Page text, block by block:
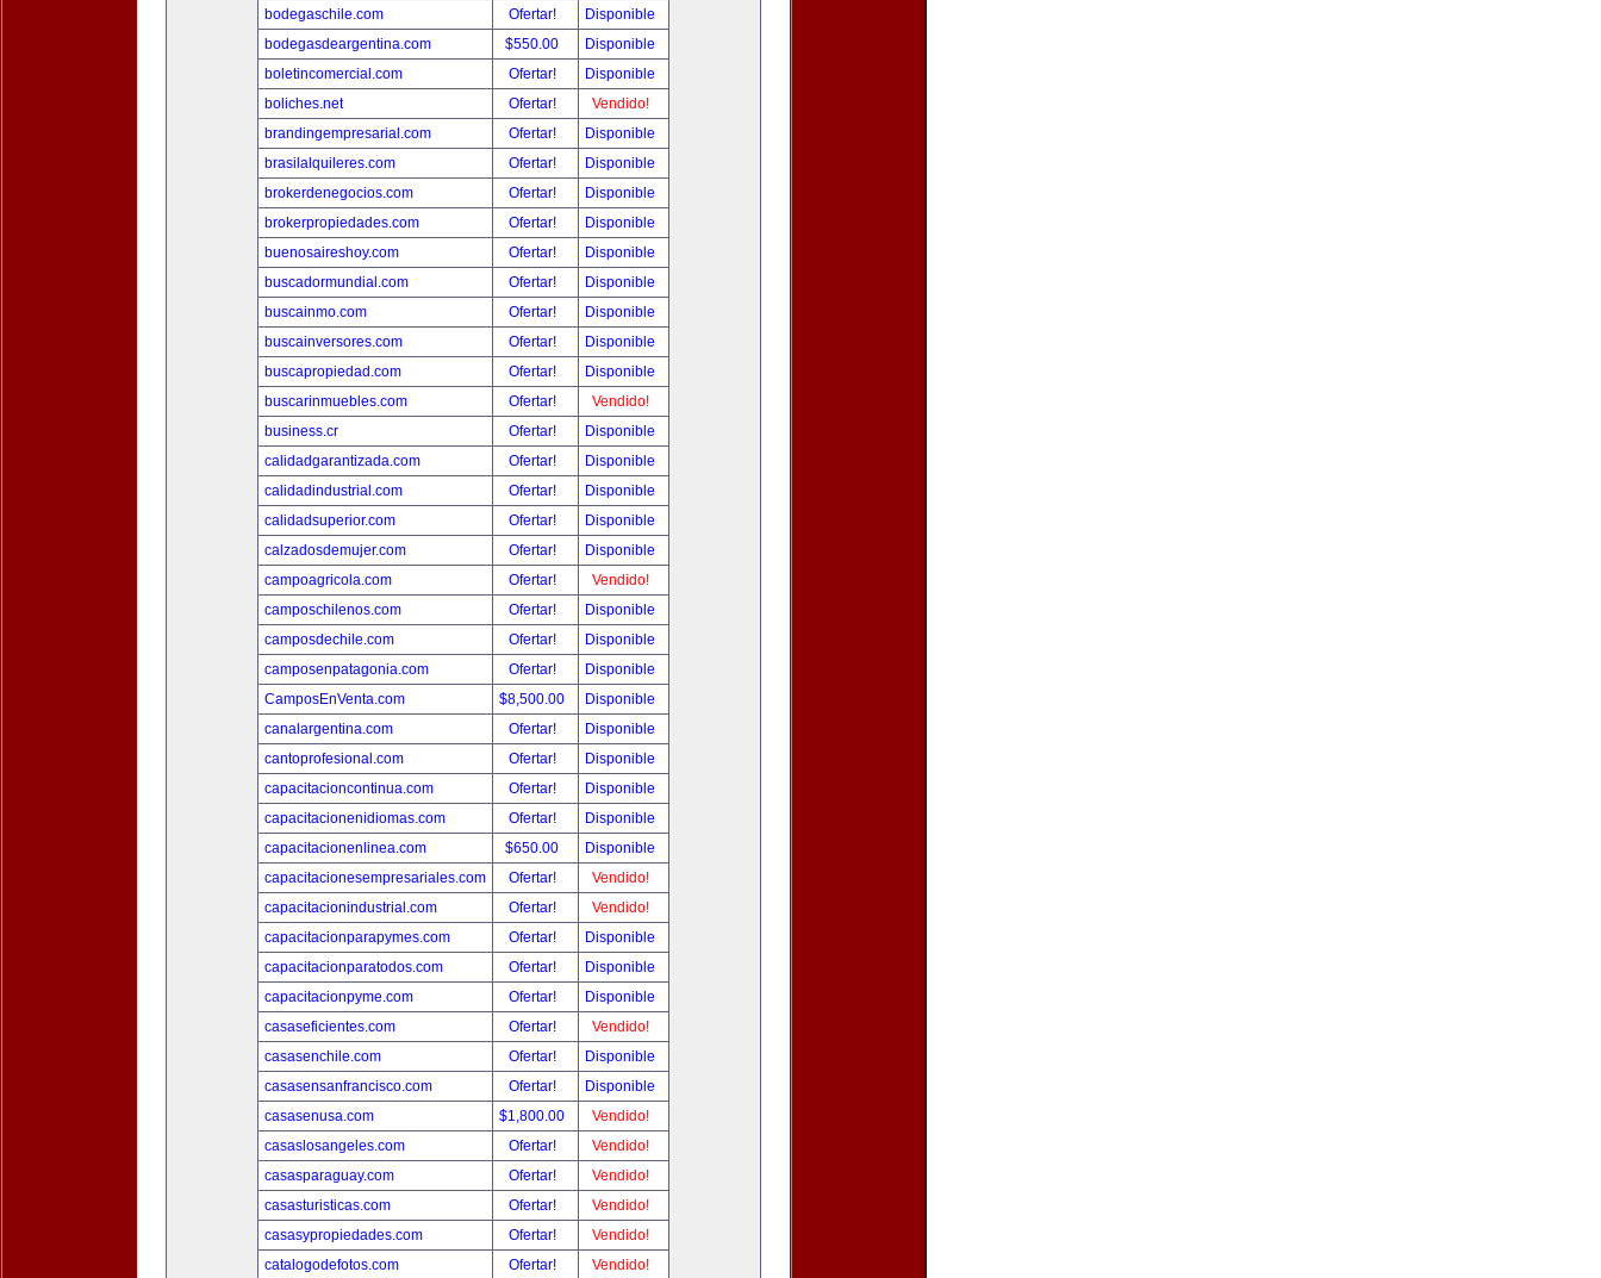
bodegaschile.com
Ofertar!
Disponible
bodegasdeargentina.com
$550.00
Disponible
boletincomercial.com
Ofertar!
Disponible
boliches.net
Ofertar!
Vendido!
brandingempresarial.com
Ofertar!
Disponible
brasilalquileres.com
Ofertar!
Disponible
brokerdenegocios.com
Ofertar!
Disponible
brokerpropiedades.com
Ofertar!
Disponible
buenosaireshoy.com
Ofertar!
Disponible
buscadormundial.com
Ofertar!
Disponible
buscainmo.com
Ofertar!
Disponible
buscainversores.com
Ofertar!
Disponible
buscapropiedad.com
Ofertar!
Disponible
buscarinmuebles.com
Ofertar!
Vendido!
business.cr
Ofertar!
Disponible
calidadgarantizada.com
Ofertar!
Disponible
calidadindustrial.com
Ofertar!
Disponible
calidadsuperior.com
Ofertar!
Disponible
calzadosdemujer.com
Ofertar!
Disponible
campoagricola.com
Ofertar!
Vendido!
camposchilenos.com
Ofertar!
Disponible
camposdechile.com
Ofertar!
Disponible
camposenpatagonia.com
Ofertar!
Disponible
CamposEnVenta.com
$8,500.00
Disponible
canalargentina.com
Ofertar!
Disponible
cantoprofesional.com
Ofertar!
Disponible
capacitacioncontinua.com
Ofertar!
Disponible
capacitacionenidiomas.com
Ofertar!
Disponible
capacitacionenlinea.com
$650.00
Disponible
capacitacionesempresariales.com
Ofertar!
Vendido!
capacitacionindustrial.com
Ofertar!
Vendido!
capacitacionparapymes.com
Ofertar!
Disponible
capacitacionparatodos.com
Ofertar!
Disponible
capacitacionpyme.com
Ofertar!
Disponible
casaseficientes.com
Ofertar!
Vendido!
casasenchile.com
Ofertar!
Disponible
casasensanfrancisco.com
Ofertar!
Disponible
casasenusa.com
$1,800.00
Vendido!
casaslosangeles.com
Ofertar!
Vendido!
casasparaguay.com
Ofertar!
Vendido!
casasturisticas.com
Ofertar!
Vendido!
casasypropiedades.com
Ofertar!
Vendido!
catalogodefotos.com
Ofertar! Vendido!